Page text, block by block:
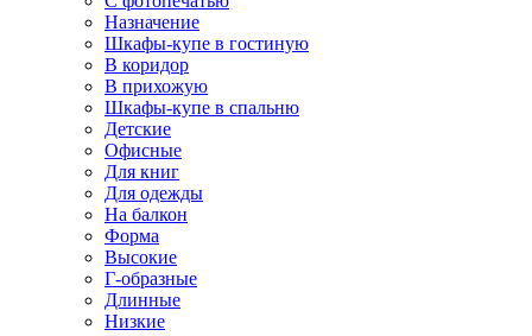
Назначение
Шкафы-купе в гостиную
В коридор
В прихожую
Шкафы-купе в спальню
Детские
Офисные
Для книг
Для одежды
На балкон
Форма
Высокие
Г-образные
Длинные
Низкие